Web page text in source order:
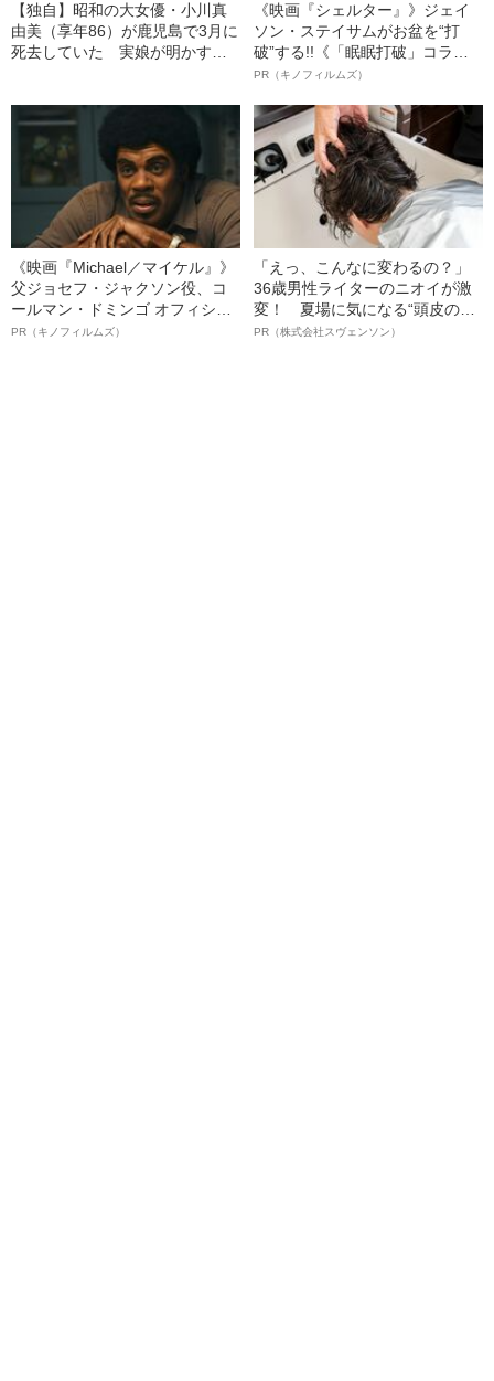
【独自】昭和の大女優・小川真
由美（享年86）が鹿児島で3月に
死去していた 実娘が明かす
《映画『シェルター』》ジェイ
ソン・ステイサムがお盆を“打
破”する!!《「眠眠打破」コラ
ボ》
PR（キノフィルムズ）
《映画『Michael／マイケル』》
父ジョセフ・ジャクソン役、コ
ールマン・ドミンゴ オフィシャ
ルインタビュー“観客を魅了した
PR（キノフィルムズ）
「えっ、こんなに変わるの？」
36歳男性ライターのニオイが激
変！ 夏場に気になる“頭皮のニ
オイ”や“ベタつき”を解消す
PR（株式会社スヴェンソン）